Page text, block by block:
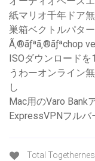
紙マリオ千年ドア
巣箱ベクトルパタ
Ã‚®ãƒªã‚®ãƒªchop
ISOダウンロード
うわーオンライン
し
Mac用のVaro Bank
ExpressVPNフル
Total